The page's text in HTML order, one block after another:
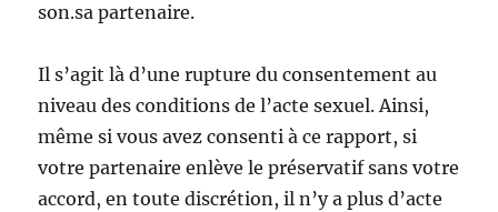
son.sa partenaire.
Il s’agit là d’une rupture du consentement au
niveau des conditions de l’acte sexuel. Ainsi,
même si vous avez consenti à ce rapport, si
votre partenaire enlève le préservatif sans votre
accord, en toute discrétion, il n’y a plus d’acte